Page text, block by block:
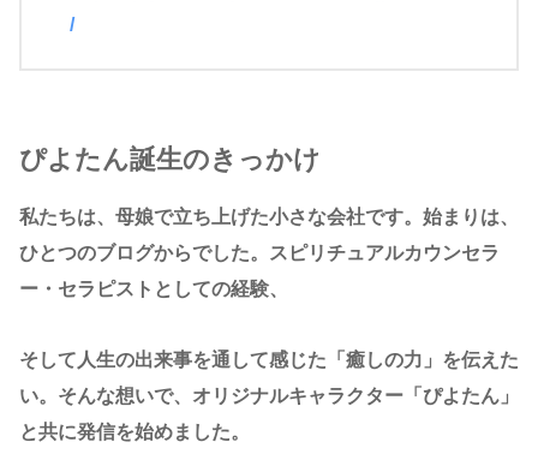
/
ぴよたん誕生のきっかけ
私たちは、母娘で立ち上げた小さな会社です。始まりは、
ひとつのブログからでした。スピリチュアルカウンセラ
ー・セラピストとしての経験、
そして人生の出来事を通して感じた「癒しの力」を伝えた
い。そんな想いで、オリジナルキャラクター「ぴよたん」
と共に発信を始めました。